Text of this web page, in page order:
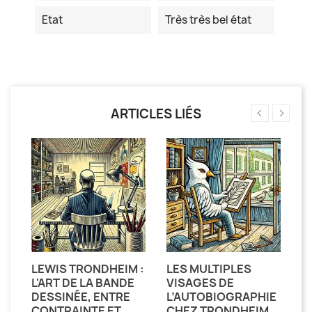
Etat Très très bel état
ARTICLES LIÉS
LEWIS TRONDHEIM :
L'ART DE LA BANDE
DESSINÉE, ENTRE
LES MULTIPLES
VISAGES DE
L’AUTOBIOGRAPHIE